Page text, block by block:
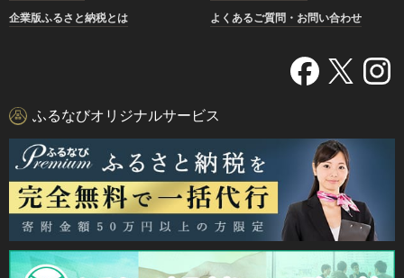
企業版ふるさと納税とは
よくあるご質問・お問い合わせ
ふるなびオリジナルサービス